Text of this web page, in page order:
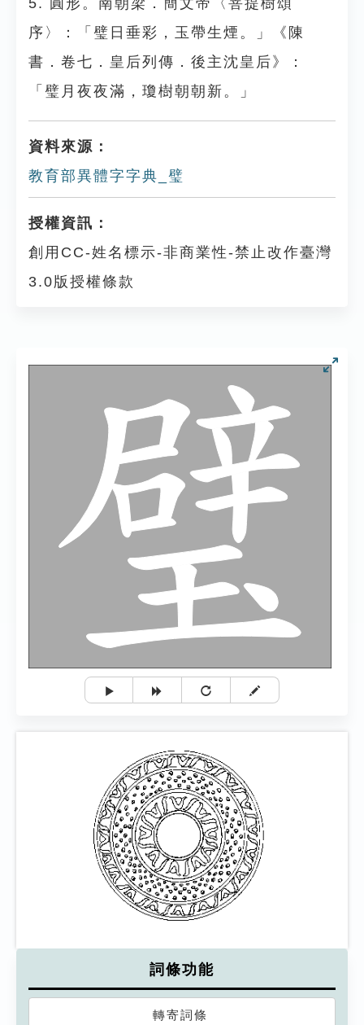
5. 圓形。南朝梁．簡文帝〈菩提樹頌
序〉：「璧日垂彩，玉帶生煙。」《陳
書．卷七．皇后列傳．後主沈皇后》：
「璧月夜夜滿，瓊樹朝朝新。」
資料來源：
教育部異體字字典_璧
授權資訊：
創用CC-姓名標示-非商業性-禁止改作臺灣
3.0版授權條款
詞條功能
轉寄詞條